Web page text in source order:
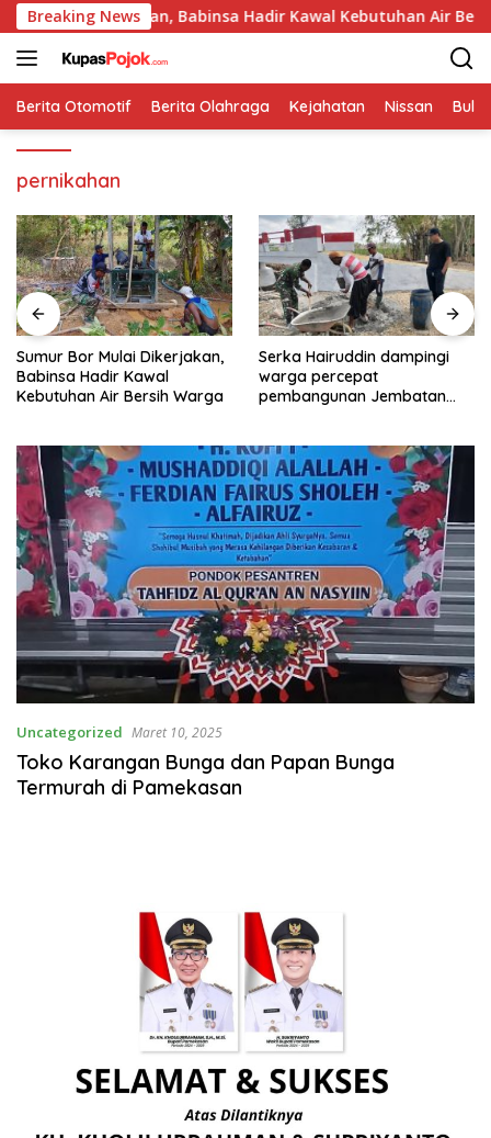
Langsung
ke
konten
Breaking News
Dikerjakan, Babinsa Hadir Kawal Kebutuhan Air Bersih Warga
Berita Otomotif Berita Olahraga Kejahatan Nissan
pernikahan
Serka Hairuddin dampingi
warga percepat
pembangunan Jembatan
Dandim 0826/Pamekasan
Serukan Gerakan
Pengibaran Bendera Merah
Uncategorized Maret 10, 2025
Toko Karangan Bunga dan Papan Bunga
Termurah di Pamekasan